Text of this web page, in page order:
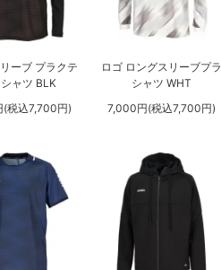
ーブ プラクテ
ャツ BLK
税込7,700円)
ロゴ ロングスリーブプラ
シャツ WHT
7,000円(税込7,700円)